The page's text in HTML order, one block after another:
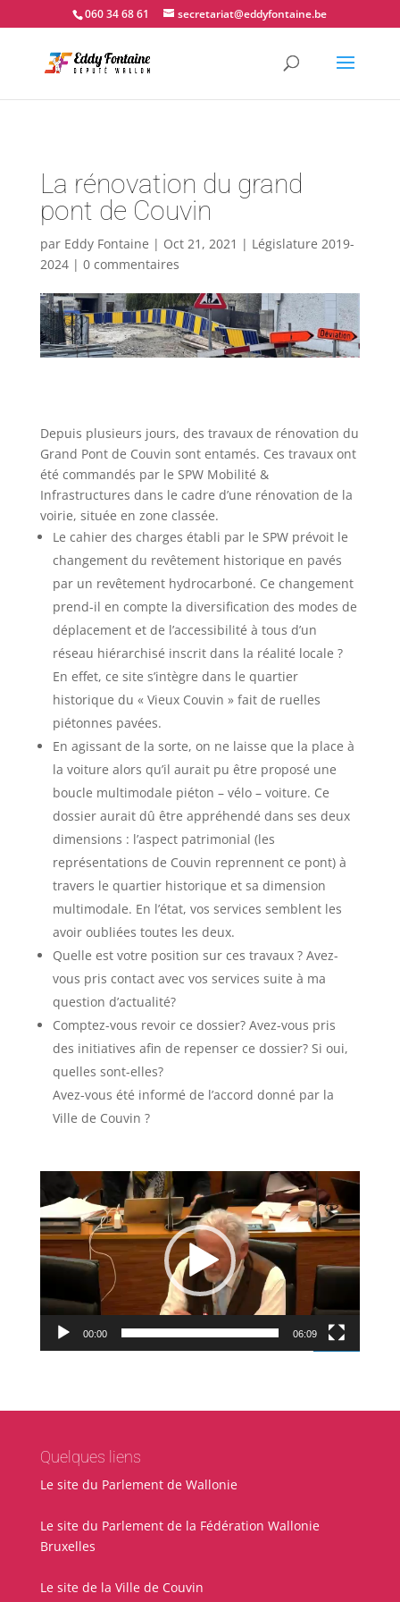
📍 Couvin - 060.34.68.61
060 34 68 61 secretariat@eddyfontaine.be
La rénovation du grand
pont de Couvin
par Eddy Fontaine | Oct 21, 2021 | Législature 2019-
2024| 0 commentaires
Depuis plusieurs jours, des travaux de rénovation du
Grand Pont de Couvin sont entamés. Ces travaux ont
été commandés par le SPW Mobilité &
Infrastructures dans le cadre d’une rénovation de la
voirie, située en zone classée.
Le cahier des charges établi par le SPW prévoit le
changement du revêtement historique en pavés
par un revêtement hydrocarboné. Ce changement
prend-il en compte la diversification des modes de
déplacement et de l’accessibilité à tous d’un
réseau hiérarchisé inscrit dans la réalité locale ?
En effet, ce site s’intègre dans le quartier
historique du « Vieux Couvin » fait de ruelles
piétonnes pavées.
En agissant de la sorte, on ne laisse que la place à
la voiture alors qu’il aurait pu être proposé une
boucle multimodale piéton – vélo – voiture. Ce
dossier aurait dû être appréhendé dans ses deux
dimensions : l’aspect patrimonial (les
représentations de Couvin reprennent ce pont) à
travers le quartier historique et sa dimension
multimodale. En l’état, vos services semblent les
avoir oubliées toutes les deux.
Quelle est votre position sur ces travaux ? Avez-
vous pris contact avec vos services suite à ma
question d’actualité?
Comptez-vous revoir ce dossier? Avez-vous pris
des initiatives afin de repenser ce dossier? Si oui,
quelles sont-elles?
Avez-vous été informé de l’accord donné par la
Ville de Couvin ?
Lecteur
vidéo
00:00 06:09
Quelques liens
Le site du Parlement de Wallonie
Le site du Parlement de la Fédération Wallonie
Bruxelles
Le site de la Ville de Couvin